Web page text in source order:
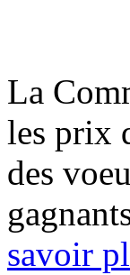
La
les prix
des
savoir